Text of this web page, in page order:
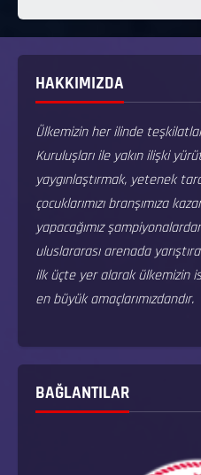
HAKKIMIZDA
Ülkemizin her ilinde
Kuruluşları ile yakın ilişki
yaygınlaştırmak, yetenek
çocuklarımızı branşımıza
yapacağımız
uluslararası arenada
ilk üçte yer alarak ülkemizin
en büyük amaçlarımızdandır.
BAĞLANTILAR